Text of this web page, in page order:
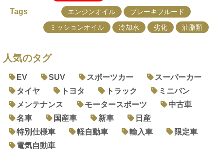
Tags エンジンオイル
ブレーキフルード
ミッションオイル
冷却水 劣化 油脂類
人気のタグ
EV SUV スポーツカー
スーパーカー
タイヤ
トヨタ トラック
ミニバン
メンテナンス
モータースポーツ
中古車
名車
国産車 新車
日産
特別仕様車
軽自動車 輸入車
限定車
電気自動車